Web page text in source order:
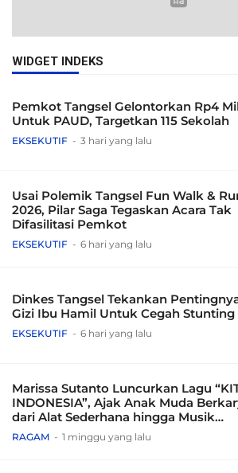
WIDGET INDEKS
Pemkot Tangsel Gelontorkan Rp4
Untuk PAUD, Targetkan 115 Sekolah
EKSEKUTIF 3 hari yang lalu
Usai Polemik Tangsel Fun Walk &
2026, Pilar Saga Tegaskan Acara Tak
Difasilitasi Pemkot
EKSEKUTIF 6 hari yang lalu
Dinkes Tangsel Tekankan
Gizi Ibu Hamil Untuk Cegah Stunting
EKSEKUTIF 6 hari yang lalu
Marissa Sutanto Luncurkan Lagu
INDONESIA”, Ajak Anak Muda
dari Alat Sederhana hingga Musik
Tradisional
RAGAM 1 minggu yang lalu